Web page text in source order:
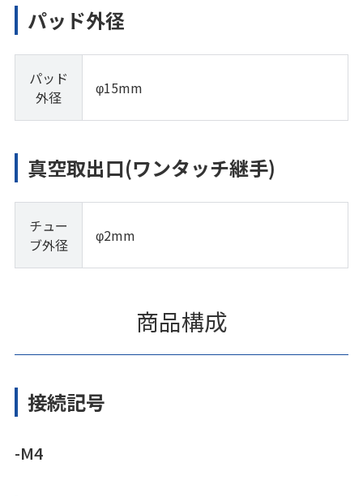
パッド外径
パッド
外径
φ15mm
真空取出口(ワンタッチ継手)
チュー
ブ外径
φ2mm
商品構成
接続記号
-M4